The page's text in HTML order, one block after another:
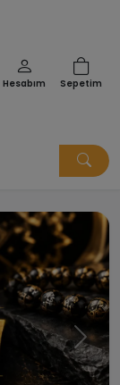
Hesabım Sepetim